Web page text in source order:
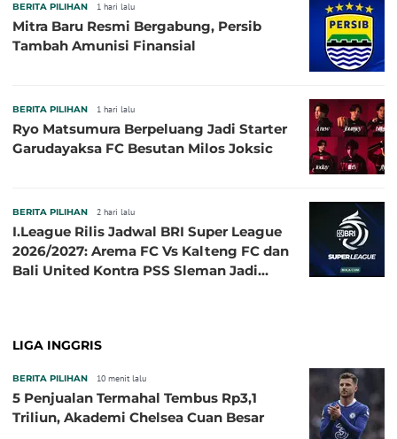
BERITA PILIHAN 1 hari lalu
Mitra Baru Resmi Bergabung, Persib
Tambah Amunisi Finansial
BERITA PILIHAN 1 hari lalu
Ryo Matsumura Berpeluang Jadi Starter
Garudayaksa FC Besutan Milos Joksic
BERITA PILIHAN 2 hari lalu
I.League Rilis Jadwal BRI Super League
2026/2027: Arema FC Vs Kalteng FC dan
Bali United Kontra PSS Sleman Jadi
LIGA INGGRIS
BERITA PILIHAN 10 menit lalu
5 Penjualan Termahal Tembus Rp3,1
Triliun, Akademi Chelsea Cuan Besar